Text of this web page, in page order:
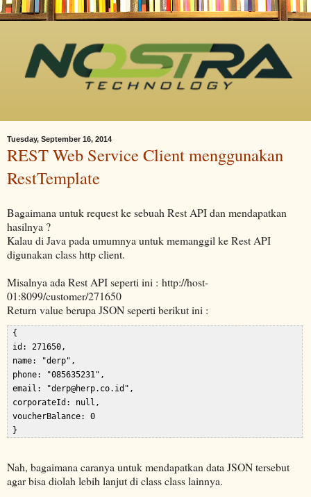
Tuesday, September 16, 2014
REST Web Service Client menggunakan
RestTemplate
Bagaimana untuk request ke sebuah Rest API dan mendapatkan
hasilnya ?
Kalau di Java pada umumnya untuk memanggil ke Rest API
digunakan class http client.
Misalnya ada Rest API seperti ini : http://host-
01:8099/customer/271650
Return value berupa JSON seperti berikut ini :
{
id: 271650,
name: "derp",
phone: "085635231",
email: "derp@herp.co.id ",
corporateId: null,
voucherBalance: 0
Nah, bagaimana caranya untuk mendapatkan data JSON tersebut
agar bisa diolah lebih lanjut di class class lainnya.